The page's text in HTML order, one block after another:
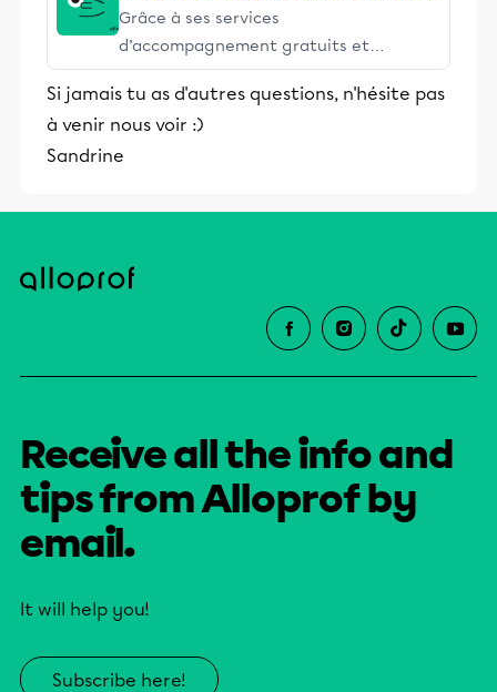
éducative.
Grâce à ses services
d’accompagnement gratuits et
stimulants, Alloprof engage les élèves
et leurs parents dans la réussite
éducative.
Si jamais tu as d'autres questions, n'hésite pas
à venir nous voir :)
Sandrine
Receive all the info and
tips from Alloprof by
email.
It will help you!
Subscribe here!